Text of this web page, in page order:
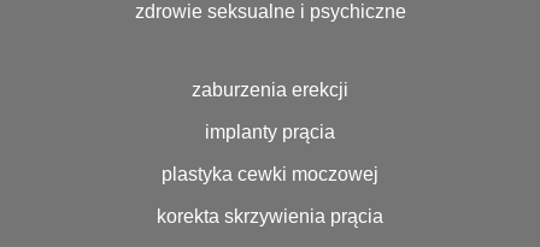
zdrowie seksualne i psychiczne
zaburzenia erekcji
implanty prącia
plastyka cewki moczowej
korekta skrzywienia prącia